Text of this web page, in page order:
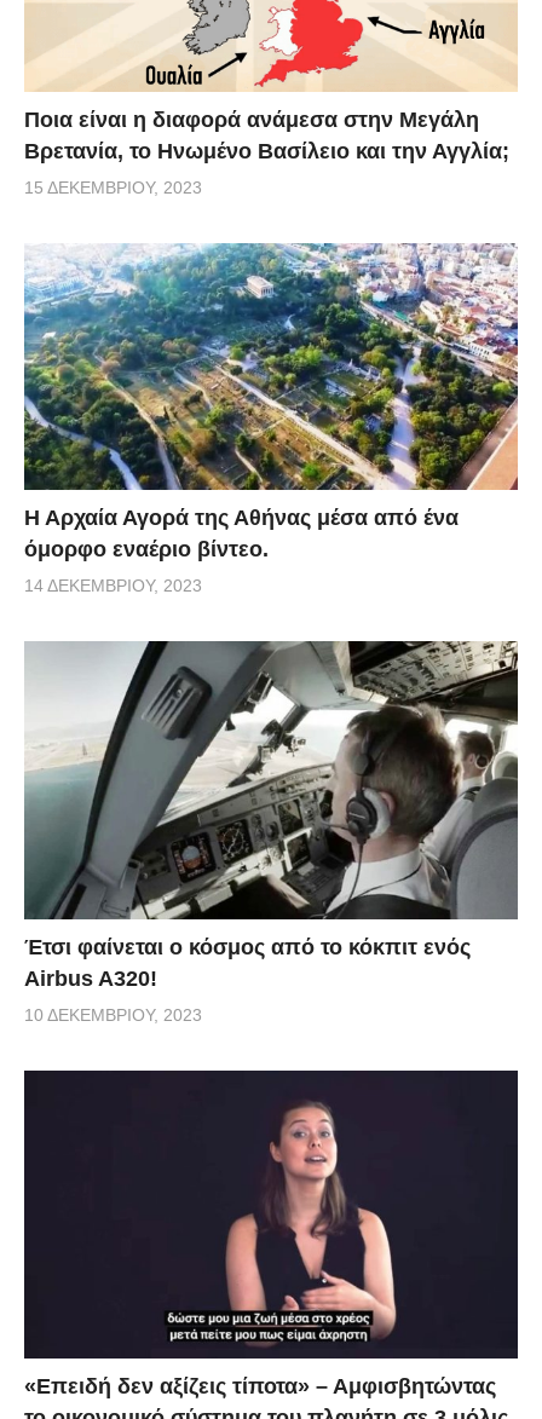
Ποια είναι η διαφορά ανάμεσα στην Μεγάλη
Βρετανία, το Ηνωμένο Βασίλειο και την Αγγλία;
15 ΔΕΚΕΜΒΡΊΟΥ, 2023
Η Αρχαία Αγορά της Αθήνας μέσα από ένα
όμορφο εναέριο βίντεο.
14 ΔΕΚΕΜΒΡΊΟΥ, 2023
Έτσι φαίνεται ο κόσμος από το κόκπιτ ενός
Airbus A320!
10 ΔΕΚΕΜΒΡΊΟΥ, 2023
«Επειδή δεν αξίζεις τίποτα» – Αμφισβητώντας